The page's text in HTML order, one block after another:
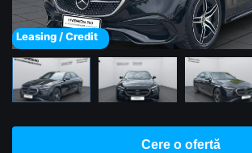
Leasing / Credit
Cere o ofertă